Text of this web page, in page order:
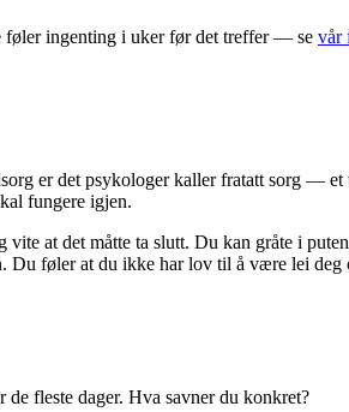
føler ingenting i uker før det treffer — se vår
er det psykologer kaller fratatt sorg —
fungere igjen.
at det måtte ta slutt. Du kan gråte i
Du føler at du ikke har lov til å være lei deg
fleste dager. Hva savner du konkret?